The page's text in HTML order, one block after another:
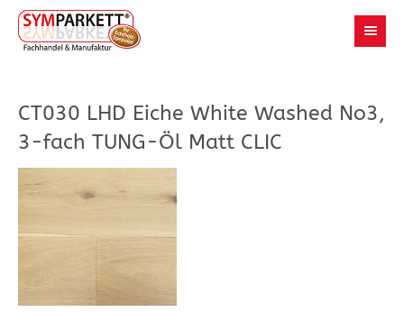
CT030 LHD Eiche White Washed No3,
3-fach TUNG-Öl Matt CLIC